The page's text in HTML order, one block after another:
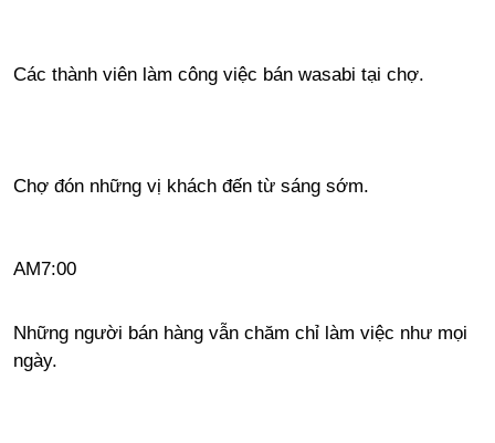
Các thành viên làm công việc bán wasabi tại chợ.
Chợ đón những vị khách đến từ sáng sớm.
AM7:00
Những người bán hàng vẫn chăm chỉ làm việc như mọi
ngày.